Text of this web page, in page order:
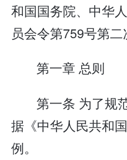
和国国务院、中华
员会令第759号第二
第一章 总则
第一条 为了规
据《中华人民共和
例。